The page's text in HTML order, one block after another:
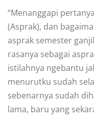
“Menanggapi
(Asprak), dan
asprak semester
rasanya sebagai
istilahnya ngebantu
menurutku sudah
sebenarnya sudah
lama, baru yang